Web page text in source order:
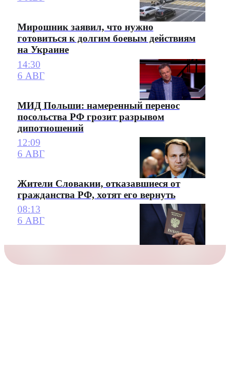
Мирошник заявил, что нужно
готовиться к долгим боевым действиям
на Украине
14:30
6 АВГ
МИД Польши: намеренный перенос
посольства РФ грозит разрывом
дипотношений
12:09
6 АВГ
Жители Словакии, отказавшиеся от
гражданства РФ, хотят его вернуть
08:13
6 АВГ